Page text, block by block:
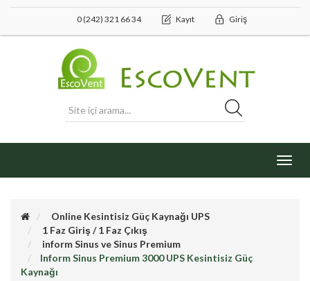
0 (242) 321 66 34 Kayıt Giriş
Online Kesintisiz Güç Kaynağı UPS
1 Faz Giriş / 1 Faz Çıkış
inform Sinus ve Sinus Premium
Inform Sinus Premium 3000 UPS Kesintisiz Güç
Kaynağı